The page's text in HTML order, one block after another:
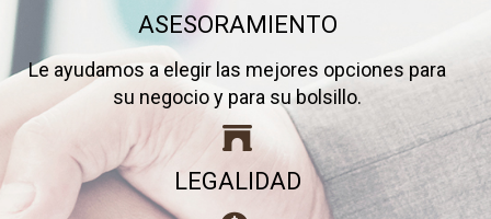
ASESORAMIENTO
Le ayudamos a elegir las mejores opciones para
su negocio y para su bolsillo.
LEGALIDAD